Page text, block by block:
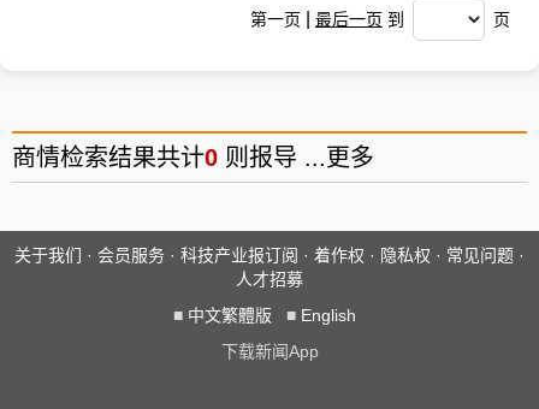
第一页 最后一页 到 页
商情检索结果共计0 则报导 ... 更多
关于我们 · 会员服务 · 科技产业报订阅 · 着作权 · 隐私权 · 常见问题 ·
人才招募
■ 中文繁體版 ■ English
下载新闻App